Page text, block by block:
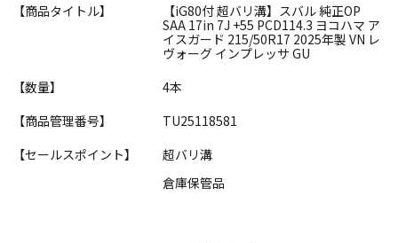
【商品タイトル】
【iG80付 超バリ溝】スバル 純正OP
SAA 17in 7J +55 PCD114.3 ヨコハマ ア
イスガード 215/50R17 2025年製 VN レ
ヴォーグ インプレッサ GU
【数量】
4本
【商品管理番号】
TU25118581
【セールスポイント】
超バリ溝
倉庫保管品